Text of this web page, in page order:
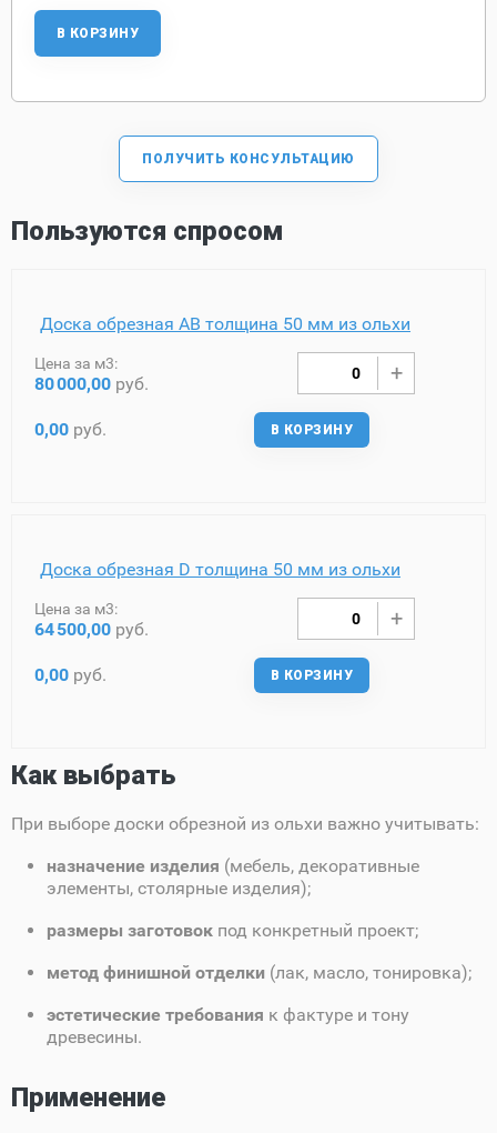
В КОРЗИНУ
ПОЛУЧИТЬ КОНСУЛЬТАЦИЮ
Пользуются спросом
Доска обрезная AB толщина 50 мм из ольхи
Цена за м3:
80000,00 руб.
0,00 руб. В КОРЗИНУ
Доска обрезная D толщина 50 мм из ольхи
Цена за м3:
64500,00 руб.
0,00 руб. В КОРЗИНУ
Как выбрать
При выборе доски обрезной из ольхи важно учитывать:
назначение изделия (мебель, декоративные
элементы, столярные изделия);
размеры заготовок под конкретный проект;
метод финишной отделки (лак, масло, тонировка);
эстетические требования к фактуре и тону
древесины.
Применение